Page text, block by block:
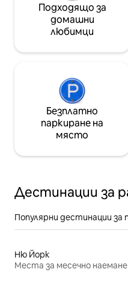
Подходящо за
домашни
любимци
Безплатно
паркиране на
място
Дестинации за
Популярни дестинации
Ню Йорк
Места за месечно наемане